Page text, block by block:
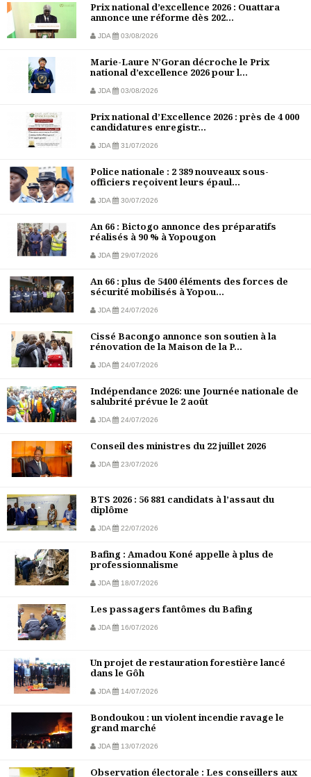
Prix national d’excellence 2026 : Ouattara
annonce une réforme dès 202...
JDA 03/08/2026
Marie-Laure N’Goran décroche le Prix
national d’excellence 2026 pour l...
JDA 03/08/2026
Prix national d’Excellence 2026 : près de 4 000
candidatures enregistr...
JDA 31/07/2026
Police nationale : 2 389 nouveaux sous-
officiers reçoivent leurs épaul...
JDA 30/07/2026
An 66 : Bictogo annonce des préparatifs
réalisés à 90 % à Yopougon
JDA 29/07/2026
An 66 : plus de 5400 éléments des forces de
sécurité mobilisés à Yopou...
JDA 24/07/2026
Cissé Bacongo annonce son soutien à la
rénovation de la Maison de la P...
JDA 24/07/2026
Indépendance 2026: une Journée nationale de
salubrité prévue le 2 août
JDA 24/07/2026
Conseil des ministres du 22 juillet 2026
JDA 23/07/2026
BTS 2026 : 56 881 candidats à l’assaut du
diplôme
JDA 22/07/2026
Bafing : Amadou Koné appelle à plus de
professionnalisme
JDA 18/07/2026
Les passagers fantômes du Bafing
JDA 16/07/2026
Un projet de restauration forestière lancé
dans le Gôh
JDA 14/07/2026
Bondoukou : un violent incendie ravage le
grand marché
JDA 13/07/2026
Observation électorale : Les conseillers aux